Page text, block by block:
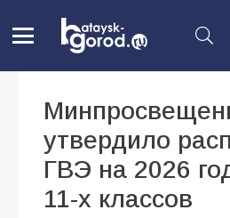
утвердило
ГВЭ на 2026
11-х классов